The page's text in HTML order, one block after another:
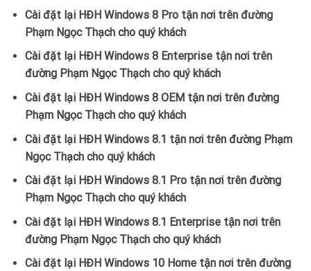
Cài đặt lại HĐH Windows 8 Pro tận nơi trên đường
Phạm Ngọc Thạch cho quý khách
Cài đặt lại HĐH Windows 8 Enterprise tận nơi trên
đường Phạm Ngọc Thạch cho quý khách
Cài đặt lại HĐH Windows 8 OEM tận nơi trên đường
Phạm Ngọc Thạch cho quý khách
Cài đặt lại HĐH Windows 8.1 tận nơi trên đường Phạm
Ngọc Thạch cho quý khách
Cài đặt lại HĐH Windows 8.1 Pro tận nơi trên đường
Phạm Ngọc Thạch cho quý khách
Cài đặt lại HĐH Windows 8.1 Enterprise tận nơi trên
đường Phạm Ngọc Thạch cho quý khách
Cài đặt lại HĐH Windows 10 Home tận nơi trên đường